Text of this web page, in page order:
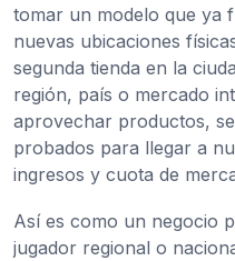
tomar un modelo que ya
nuevas ubicaciones
segunda tienda en la
región, país o mercado
aprovechar productos,
probados para llegar a
ingresos y cuota de
Así es como un negocio
jugador regional o